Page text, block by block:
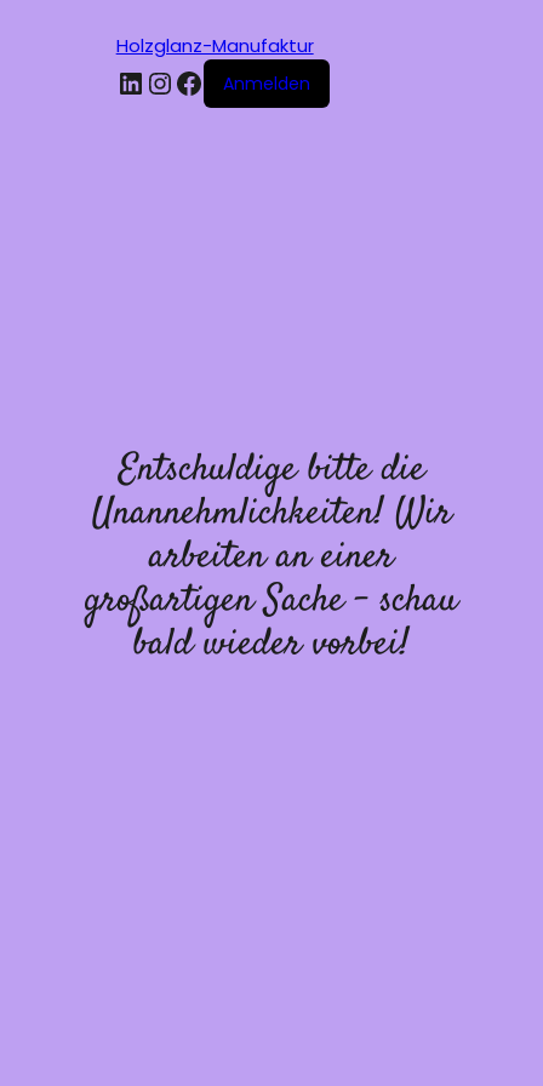
Holzglanz-Manufaktur
LinkedIn
Instagram
Facebook
Anmelden
Entschuldige bitte die
Unannehmlichkeiten! Wir
arbeiten an einer
großartigen Sache – schau
bald wieder vorbei!